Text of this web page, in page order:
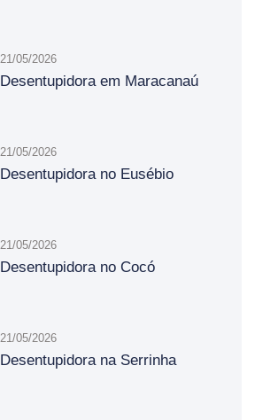
21/05/2026
Desentupidora em Maracanaú
21/05/2026
Desentupidora no Eusébio
21/05/2026
Desentupidora no Cocó
21/05/2026
Desentupidora na Serrinha